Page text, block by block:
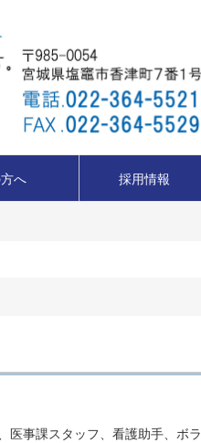
へ 採用情報
医事課スタッフ、看護助手、ボラ